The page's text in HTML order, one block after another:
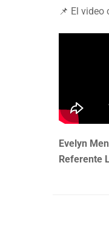
📌 El video
Evelyn
Referente